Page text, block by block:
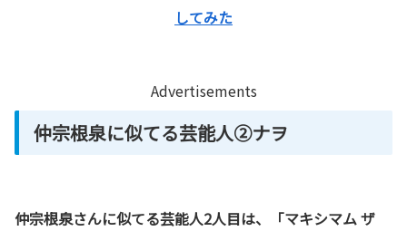
してみた
Advertisements
仲宗根泉に似てる芸能人②ナヲ
仲宗根泉さんに似てる芸能人2人目は、「マキシマム ザ